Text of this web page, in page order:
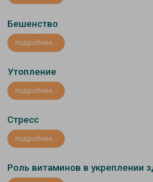
Бешенство
подробнее...
Утопление
подробнее...
Стресс
подробнее...
Роль витаминов в укреплении